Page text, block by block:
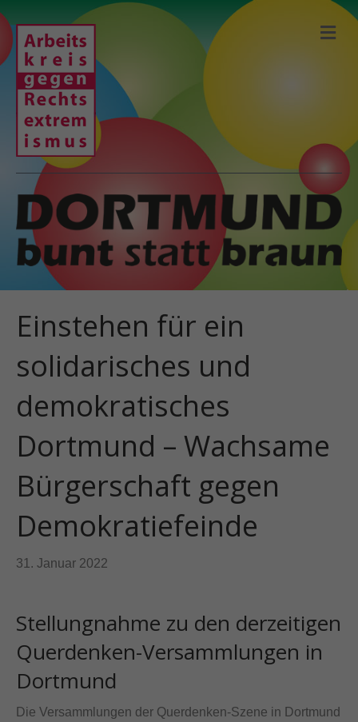
N
A
O
N
Einstehen für ein
solidarisches und
demokratisches
Dortmund – Wachsame
Bürgerschaft gegen
Demokratiefeinde
31. Januar 2022
Stellungnahme zu den derzeitigen
Querdenken-Versammlungen in
Dortmund
Die Versammlungen der Querdenken-Szene in Dortmund